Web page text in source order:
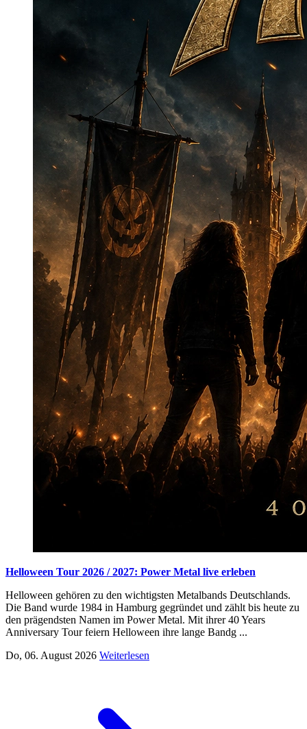
Helloween Tour 2026 / 2027: Power Metal live erleben
Helloween gehören zu den wichtigsten Metalbands Deutschlands.
Die Band wurde 1984 in Hamburg gegründet und zählt bis heute zu
den prägendsten Namen im Power Metal. Mit ihrer 40 Years
Anniversary Tour feiern Helloween ihre lange Bandg ...
Do, 06. August 2026 Weiterlesen